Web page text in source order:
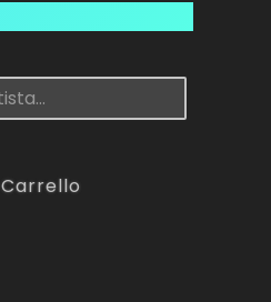
Carrello